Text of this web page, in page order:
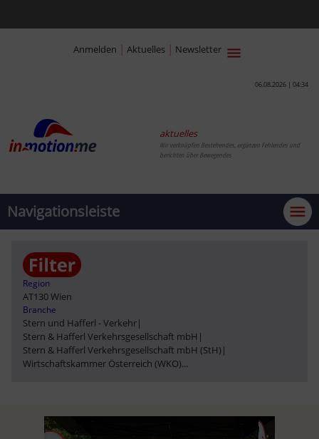
Anmelden | Aktuelles | Newsletter
06.08.2026 | 04:34
aktuelles
Wir verknüpfen Bestehendes, ergänzen Fehlendes und
berichten über Bewegendes
Navigationsleiste
Region
AT130 Wien
Branche
Stern und Hafferl - Verkehr|
Stern & Hafferl Verkehrsgesellschaft mbH |
Stern & Hafferl Verkehrsgesellschaft mbH (StH) |
Wirtschaftskammer Österreich (WKO)...